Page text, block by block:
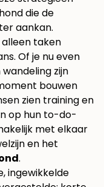
die de
aankan.
taken
Of je nu even
zijn
bouwen
zien training en
op hun to-do-
met elkaar
en het
.
ingewikkelde